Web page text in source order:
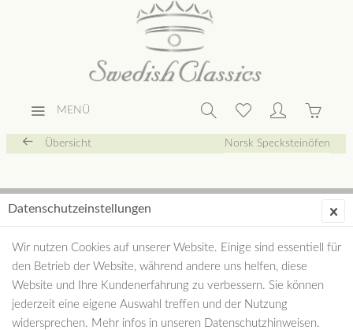
MENÜ
Übersicht Norsk Specksteinöfen
Datenschutzeinstellungen
Wir nutzen Cookies auf unserer Website. Einige sind essentiell für
den Betrieb der Website, während andere uns helfen, diese
Website und Ihre Kundenerfahrung zu verbessern. Sie können
jederzeit eine eigene Auswahl treffen und der Nutzung
widersprechen. Mehr infos in unseren Datenschutzhinweisen.